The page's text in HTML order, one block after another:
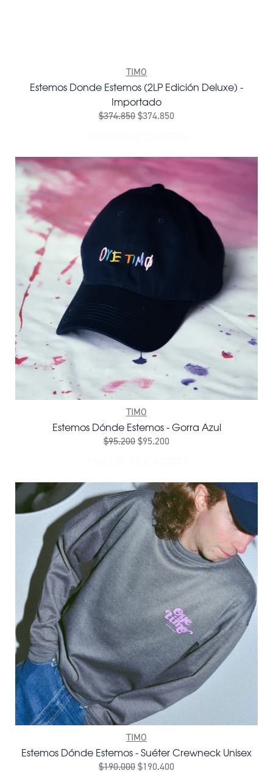
TIMO
Estemos Donde Estemos (2LP Edición Deluxe) -
Importado
$374.850$374.850
TIMO
Estemos Dónde Estemos - Gorra Azul
$95.200$95.200
TIMO
Estemos Dónde Estemos - Suéter Crewneck Unisex
$190.000$190.400